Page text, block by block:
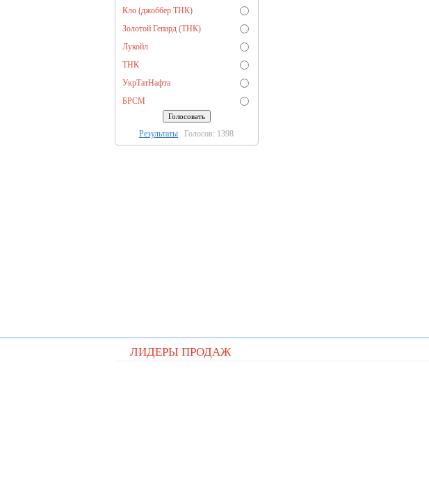
Кло (джоббер ТНК)
Золотой Гепард (ТНК)
Лукойл
ТНК
УкрТатНафта
БРСМ
Результаты Голосов: 1398
ЛИДЕРЫ ПРОДАЖ